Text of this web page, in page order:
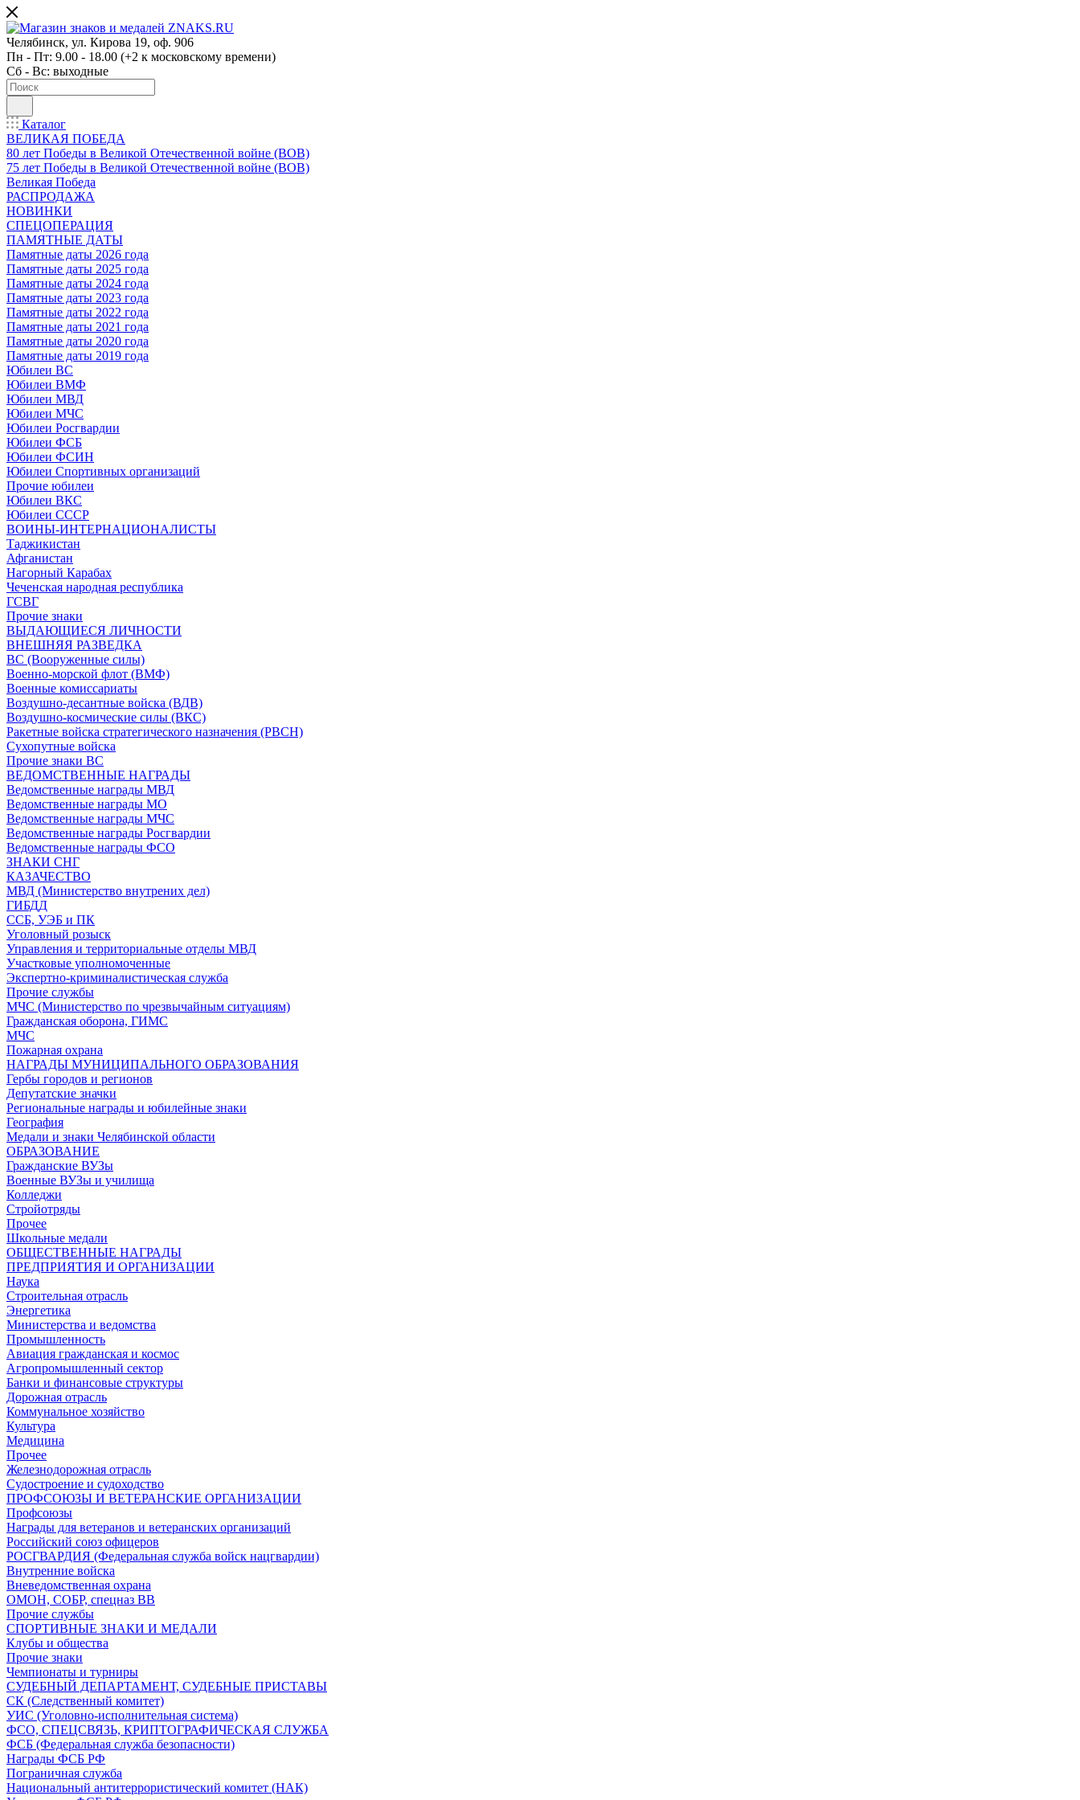
Челябинск, ул. Кирова 19, оф. 906
Пн - Пт: 9.00 - 18.00 (+2 к московскому времени)
Сб - Вс: выходные
Каталог
ВЕЛИКАЯ ПОБЕДА
80 лет Победы в Великой Отечественной войне (ВОВ)
75 лет Победы в Великой Отечественной войне (ВОВ)
Великая Победа
РАСПРОДАЖА
НОВИНКИ
СПЕЦОПЕРАЦИЯ
ПАМЯТНЫЕ ДАТЫ
Памятные даты 2026 года
Памятные даты 2025 года
Памятные даты 2024 года
Памятные даты 2023 года
Памятные даты 2022 года
Памятные даты 2021 года
Памятные даты 2020 года
Памятные даты 2019 года
Юбилеи ВС
Юбилеи ВМФ
Юбилеи МВД
Юбилеи МЧС
Юбилеи Росгвардии
Юбилеи ФСБ
Юбилеи ФСИН
Юбилеи Спортивных организаций
Прочие юбилеи
Юбилеи ВКС
Юбилеи СССР
ВОИНЫ-ИНТЕРНАЦИОНАЛИСТЫ
Таджикистан
Афганистан
Нагорный Карабах
Чеченская народная республика
ГСВГ
Прочие знаки
ВЫДАЮЩИЕСЯ ЛИЧНОСТИ
ВНЕШНЯЯ РАЗВЕДКА
ВС (Вооруженные силы)
Военно-морской флот (ВМФ)
Военные комиссариаты
Воздушно-десантные войска (ВДВ)
Воздушно-космические силы (ВКС)
Ракетные войска стратегического назначения (РВСН)
Сухопутные войска
Прочие знаки ВС
ВЕДОМСТВЕННЫЕ НАГРАДЫ
Ведомственные награды МВД
Ведомственные награды МО
Ведомственные награды МЧС
Ведомственные награды Росгвардии
Ведомственные награды ФСО
ЗНАКИ СНГ
КАЗАЧЕСТВО
МВД (Министерство внутрених дел)
ГИБДД
ССБ, УЭБ и ПК
Уголовный розыск
Управления и территориальные отделы МВД
Участковые уполномоченные
Экспертно-криминалистическая служба
Прочие службы
МЧС (Министерство по чрезвычайным ситуациям)
Гражданская оборона, ГИМС
МЧС
Пожарная охрана
НАГРАДЫ МУНИЦИПАЛЬНОГО ОБРАЗОВАНИЯ
Гербы городов и регионов
Депутатские значки
Региональные награды и юбилейные знаки
География
Медали и знаки Челябинской области
ОБРАЗОВАНИЕ
Гражданские ВУЗы
Военные ВУЗы и училища
Колледжи
Стройотряды
Прочее
Школьные медали
ОБЩЕСТВЕННЫЕ НАГРАДЫ
ПРЕДПРИЯТИЯ И ОРГАНИЗАЦИИ
Наука
Строительная отрасль
Энергетика
Министерства и ведомства
Промышленность
Авиация гражданская и космос
Агропромышленный сектор
Банки и финансовые структуры
Дорожная отрасль
Коммунальное хозяйство
Культура
Медицина
Прочее
Железнодорожная отрасль
Судостроение и судоходство
ПРОФСОЮЗЫ И ВЕТЕРАНСКИЕ ОРГАНИЗАЦИИ
Профсоюзы
Награды для ветеранов и ветеранских организаций
Российский союз офицеров
РОСГВАРДИЯ (Федеральная служба войск нацгвардии)
Внутренние войска
Вневедомственная охрана
ОМОН, СОБР, спецназ ВВ
Прочие службы
СПОРТИВНЫЕ ЗНАКИ И МЕДАЛИ
Клубы и общества
Прочие знаки
Чемпионаты и турниры
СУДЕБНЫЙ ДЕПАРТАМЕНТ, СУДЕБНЫЕ ПРИСТАВЫ
СК (Следственный комитет)
УИС (Уголовно-исполнительная система)
ФСО, СПЕЦСВЯЗЬ, КРИПТОГРАФИЧЕСКАЯ СЛУЖБА
ФСБ (Федеральная служба безопасности)
Награды ФСБ РФ
Пограничная служба
Национальный антитеррористический комитет (НАК)